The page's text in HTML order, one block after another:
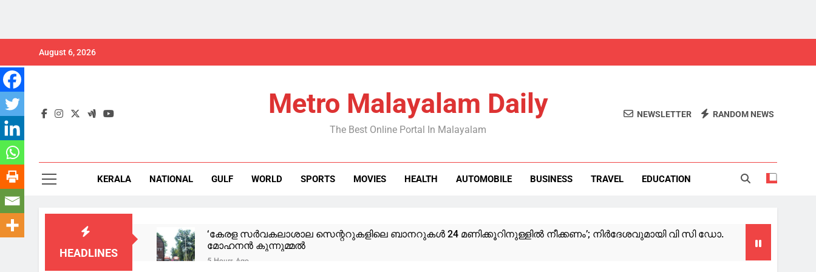
content
August 6, 2026
Metro Malayalam Daily
The Best Online Portal In Malayalam
NEWSLETTER RANDOM NEWS
KERALA NATIONAL GULF WORLD SPORTS MOVIES HEALTH AUTOMOBILE BUSINESS TRAVEL EDUCATION
HEADLINES
‘കേരള സര്‍വകലാശാല സെന്ററുകളിലെ ബാനറുകള്‍ 24 മണിക്കൂറിനുള്ളില്‍ നീക്കണം’; നിര്‍ദേശവുമായി വി സി ഡോ.
മോഹനന്‍ കുന്നുമ്മല്‍
5 Hours Ago